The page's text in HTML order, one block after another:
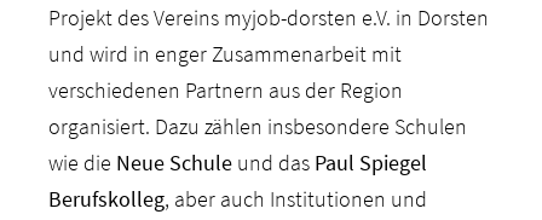
Projekt des Vereins myjob-dorsten e.V. in Dorsten
und wird in enger Zusammenarbeit mit
verschiedenen Partnern aus der Region
organisiert. Dazu zählen insbesondere Schulen
wie die Neue Schule und das Paul Spiegel
Berufskolleg, aber auch Institutionen und